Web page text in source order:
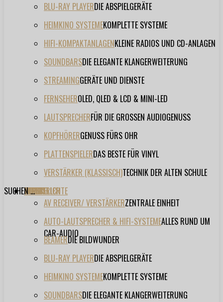
BLU-RAY PLAYERDIE ABSPIELGERÄTE
HEIMKINO SYSTEMEKOMPLETTE SYSTEME
HIFI-KOMPAKTANLAGENKLEINE RADIOS UND CD-ANLAGEN
SOUNDBARSDIE ELEGANTE KLANGERWEITERUNG
STREAMINGGERÄTE UND DIENSTE
FERNSEHEROLED, QLED & LCD & MINI-LED
LAUTSPRECHERFÜR DIE GROSSEN AUDIOGENUSS
KOPFHÖRERGENUSS FÜRS OHR
PLATTENSPIELERDAS BESTE FÜR VINYL
VERSTÄRKER (KLASSISCH)TECHNIK DER ALTEN SCHULE
TESTBERICHTE
AV RECEIVER/ VERSTÄRKERZENTRALE EINHEIT
AUTO-LAUTSPRECHER & HIFI-SYSTEMEALLES RUND UM
CAR-AUDIO
BEAMERDIE BILDWUNDER
BLU-RAY PLAYERDIE ABSPIELGERÄTE
HEIMKINO SYSTEMEKOMPLETTE SYSTEME
SOUNDBARSDIE ELEGANTE KLANGERWEITERUNG
FORUM
FILME
VIDEOS
HERSTELLER
EVENT
SUCHEN ...